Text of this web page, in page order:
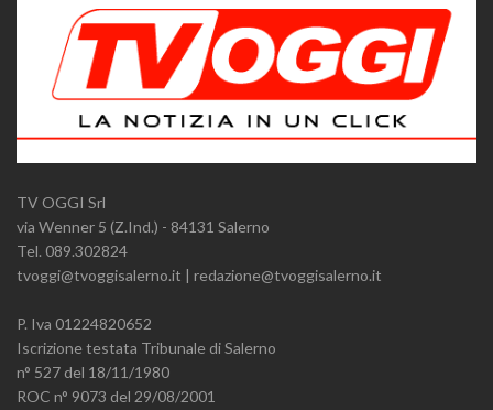
TV OGGI Srl
via Wenner 5 (Z.Ind.) - 84131 Salerno
Tel. 089.302824
tvoggi@tvoggisalerno.it | redazione@tvoggisalerno.it
P. Iva 01224820652
Iscrizione testata Tribunale di Salerno
n° 527 del 18/11/1980
ROC n° 9073 del 29/08/2001